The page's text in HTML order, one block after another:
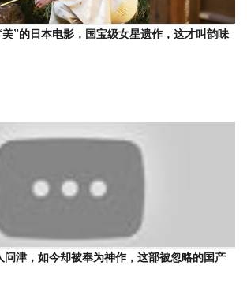
美”的日本电影，国宝级女星遗作，这才叫韵味
问津，如今却被奉为神作，这部被忽略的国产